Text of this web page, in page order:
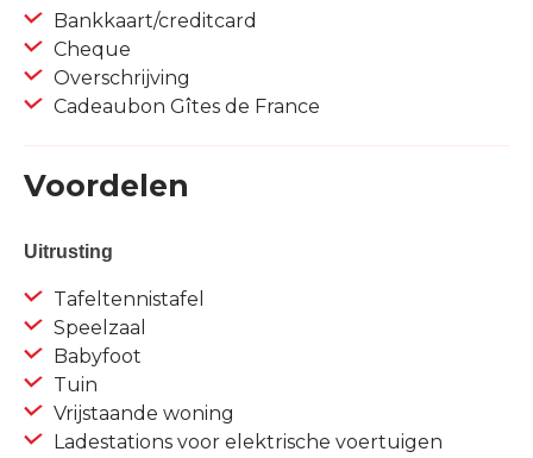
Bankkaart/creditcard
Cheque
Overschrijving
Cadeaubon Gîtes de France
Voordelen
Uitrusting
Tafeltennistafel
Speelzaal
Babyfoot
Tuin
Vrijstaande woning
Ladestations voor elektrische voertuigen